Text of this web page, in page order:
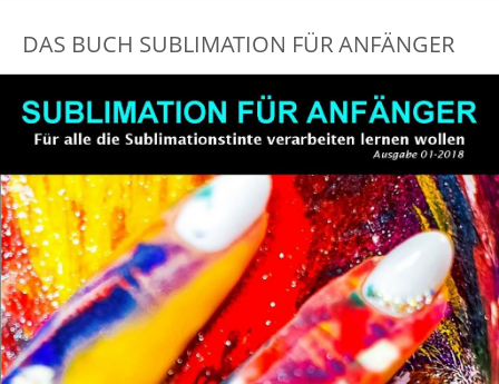
DAS BUCH SUBLIMATION FÜR ANFÄNGER